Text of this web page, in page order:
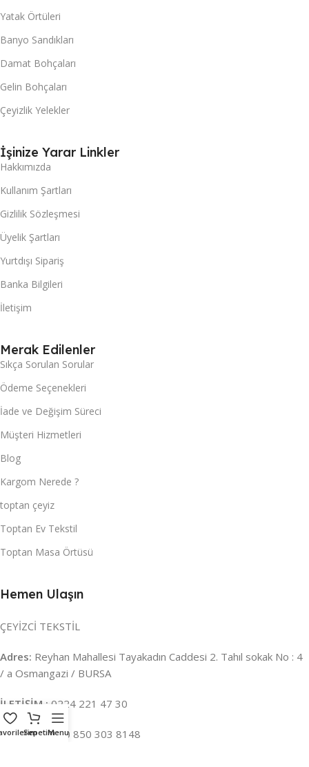
Yatak Örtüleri
Banyo Sandıkları
Damat Bohçaları
Gelin Bohçaları
Çeyizlik Yelekler
İşinize Yarar Linkler
Hakkımızda
Kullanım Şartları
Gizlilik Sözleşmesi
Üyelik Şartları
Yurtdışı Sipariş
Banka Bilgileri
İletişim
Merak Edilenler
Sıkça Sorulan Sorular
Ödeme Seçenekleri
İade ve Değişim Süreci
Müşteri Hizmetleri
Blog
Kargom Nerede ?
toptan çeyiz
Toptan Ev Tekstil
Toptan Masa Örtüsü
Hemen Ulaşın
ÇEYİZCİ TEKSTİL
Adres: Reyhan Mahallesi Tayakadın Caddesi 2. Tahıl sokak No : 4
/ a Osmangazi / BURSA
İLETİŞİM : 0224 221 47 30
WHATSAPP :0 850 303 8148
SepetimMenu